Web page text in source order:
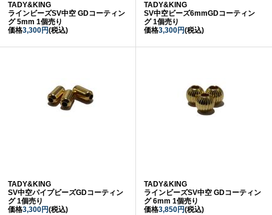
TADY&KING
ラインビーズSV中空 GDコーティン
グ 5mm 1個売り
価格3,300円(税込)
TADY&KING
SV中空ビーズ6mmGDコーティン
グ 1個売り
価格3,300円(税込)
TADY&KING
SV中空パイプビーズGDコーティン
グ 1個売り
価格3,300円(税込)
TADY&KING
ラインビーズSV中空 GDコーティン
グ 6mm 1個売り
価格3,850円(税込)